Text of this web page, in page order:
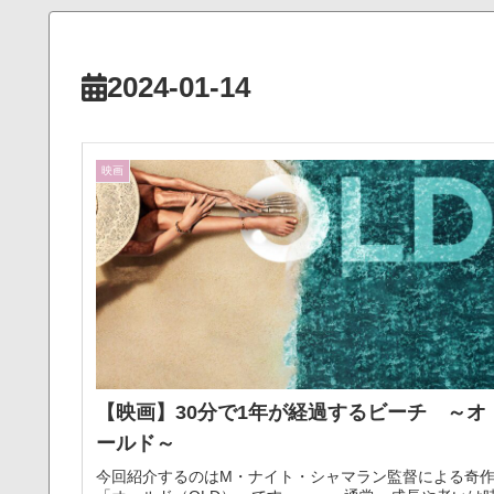
2024-01-14
映画
【映画】30分で1年が経過するビーチ ～オ
ールド～
今回紹介するのはM・ナイト・シャマラン監督による奇作